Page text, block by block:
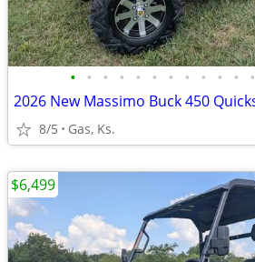
• • • • • • • • • • • •
8/5 Gas, Ks.
$6,499